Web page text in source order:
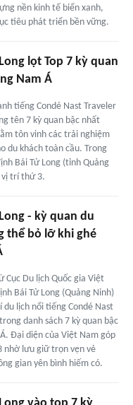
nền kinh tế biển xanh,
tiêu phát triển bền vững.
lọt Top 7 kỳ quan
Nam Á
tiếng Condé Nast Traveler
tên 7 kỳ quan bậc nhất
tôn vinh các trải nghiệm
du khách toàn cầu. Trong
Bái Tử Long (tỉnh Quảng
vị trí thứ 3.
- kỳ quan du
thể bỏ lỡ khi ghé
Cục Du lịch Quốc gia Việt
Bái Tử Long (Quảng Ninh)
lịch nổi tiếng Condé Nast
danh sách 7 kỳ quan bậc
Đại diện của Việt Nam góp
nhờ lưu giữ trọn vẹn vẻ
gian yên bình hiếm có.